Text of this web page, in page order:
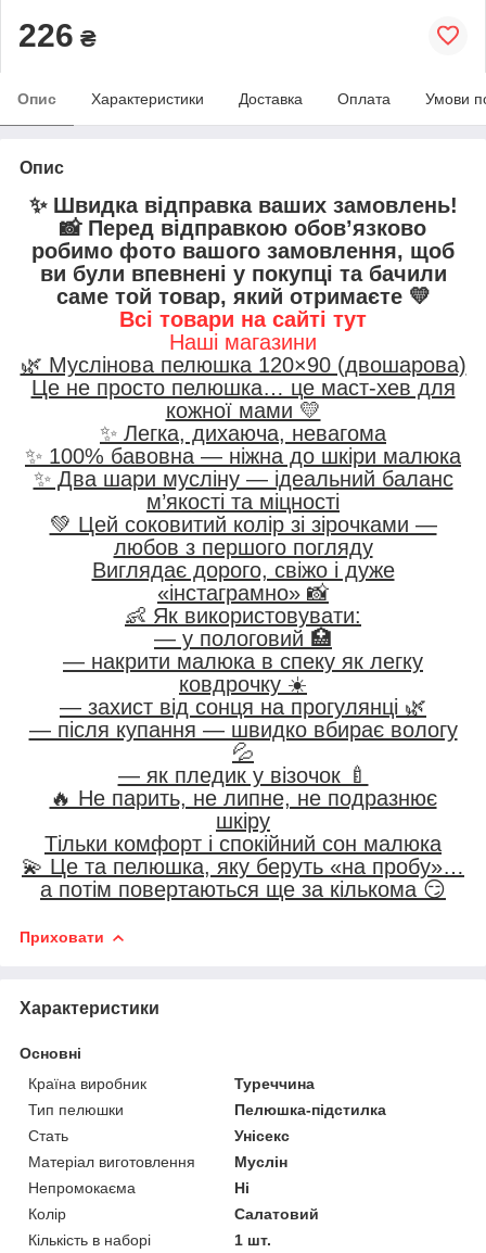
226 ₴
Опис Характеристики Доставка Оплата Умови
Опис
✨ Швидка відправка ваших замовлень!
📸 Перед відправкою обов’язково
робимо фото вашого замовлення, щоб
ви були впевнені у покупці та бачили
саме той товар, який отримаєте 💛
Всі товари на сайті тут
Наші магазини
🌿 Муслінова пелюшка 120×90 (двошарова)
Це не просто пелюшка… це маст-хев для
кожної мами 💛
✨ Легка, дихаюча, невагома
✨ 100% бавовна — ніжна до шкіри малюка
✨ Два шари мусліну — ідеальний баланс
м’якості та міцності
💚 Цей соковитий колір зі зірочками —
любов з першого погляду
Виглядає дорого, свіжо і дуже
«інстаграмно» 📸
👶 Як використовувати:
— у пологовий 🏥
— накрити малюка в спеку як легку
ковдрочку ☀️
— захист від сонця на прогулянці 🌿
— після купання — швидко вбирає вологу
💦
— як пледик у візочок 🍼
🔥 Не парить, не липне, не подразнює
шкіру
Тільки комфорт і спокійний сон малюка
💫 Це та пелюшка, яку беруть «на пробу»…
а потім повертаються ще за кількома 😏
Приховати
Характеристики
Основні
Країна виробник
Туреччина
Тип пелюшки
Пелюшка-підстилка
Стать
Унісекс
Матеріал виготовлення
Муслін
Непромокаєма
Ні
Колір
Салатовий
Кількість в наборі
1 шт.